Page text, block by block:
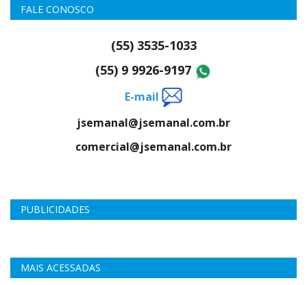
FALE CONOSCO
(55) 3535-1033
(55) 9 9926-9197
E-mail
jsemanal@jsemanal.com.br
comercial@jsemanal.com.br
PUBLICIDADES
MAIS ACESSADAS